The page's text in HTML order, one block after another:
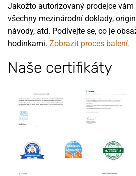
Jakožto autorizovaný prodejce
všechny mezinárodní doklady,
návody, atd. Podívejte se, co je
hodinkami. Zobrazit proces balení.
Naše certifikáty